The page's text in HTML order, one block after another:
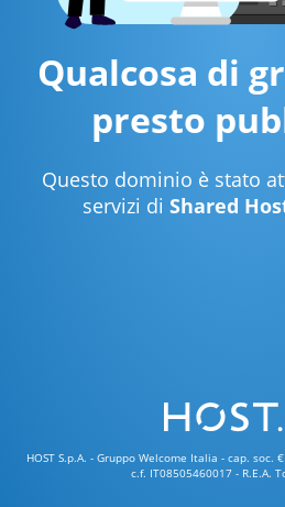
Qualcosa di
presto
Questo dominio è stato
servizi di Shared
HOST S.p.A. - Gruppo Welcome Italia - cap. soc.
c.f. IT08505460017 - R.E.A.